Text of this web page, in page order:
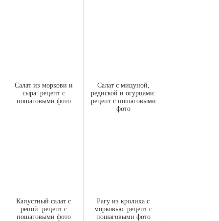
Салат из моркови и
сыра: рецепт с
пошаговыми фото
Салат с мицуной,
редиской и огурцами:
рецепт с пошаговыми
фото
Капустный салат с
репой: рецепт с
пошаговыми фото
Рагу из кролика с
морковью: рецепт с
пошаговыми фото